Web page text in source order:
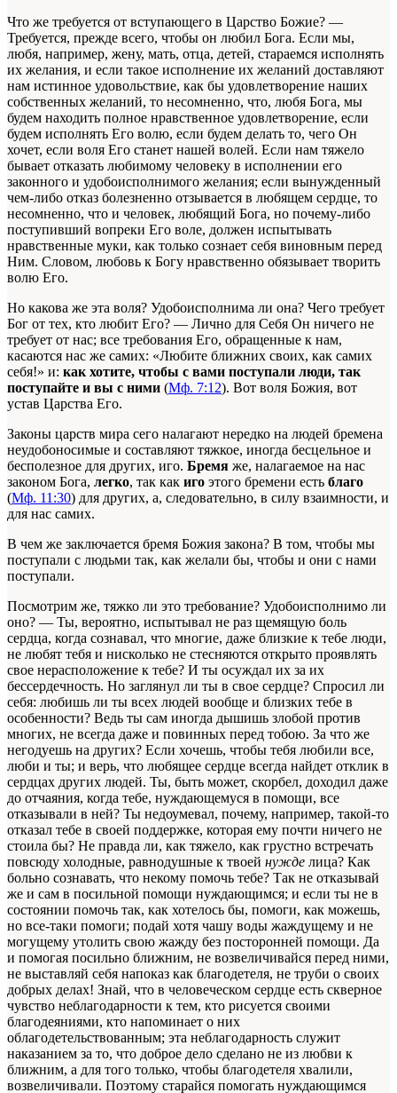
Что же требуется от вступающего в Царство Божие? —
Требуется, прежде всего, чтобы он любил Бога. Если мы,
любя, например, жену, мать, отца, детей, стараемся исполнять
их желания, и если такое исполнение их желаний доставляют
нам истинное удовольствие, как бы удовлетворение наших
собственных желаний, то несомненно, что, любя Бога, мы
будем находить полное нравственное удовлетворение, если
будем исполнять Его волю, если будем делать то, чего Он
хочет, если воля Его станет нашей волей. Если нам тяжело
бывает отказать любимому человеку в исполнении его
законного и удобоисполнимого желания; если вынужденный
чем-либо отказ болезненно отзывается в любящем сердце, то
несомненно, что и человек, любящий Бога, но почему-либо
поступивший вопреки Его воле, должен испытывать
нравственные муки, как только сознает себя виновным перед
Ним. Словом, любовь к Богу нравственно обязывает творить
волю Его.
Но какова же эта воля? Удобоисполнима ли она? Чего требует
Бог от тех, кто любит Его? — Лично для Себя Он ничего не
требует от нас; все требования Его, обращенные к нам,
касаются нас же самих: «Любите ближних своих, как самих
себя!» и: как хотите, чтобы с вами поступали люди, так
поступайте и вы с ними (Мф. 7:12). Вот воля Божия, вот
устав Царства Его.
Законы царств мира сего налагают нередко на людей бремена
неудобоносимые и составляют тяжкое, иногда бесцельное и
бесполезное для других, иго. Бремя же, налагаемое на нас
законом Бога, легко, так как иго этого бремени есть благо
(Мф. 11:30) для других, а, следовательно, в силу взаимности, и
для нас самих.
В чем же заключается бремя Божия закона? В том, чтобы мы
поступали с людьми так, как желали бы, чтобы и они с нами
поступали.
Посмотрим же, тяжко ли это требование? Удобоисполнимо ли
оно? — Ты, вероятно, испытывал не раз щемящую боль
сердца, когда сознавал, что многие, даже близкие к тебе люди,
не любят тебя и нисколько не стесняются открыто проявлять
свое нерасположение к тебе? И ты осуждал их за их
бессердечность. Но заглянул ли ты в свое сердце? Спросил ли
себя: любишь ли ты всех людей вообще и близких тебе в
особенности? Ведь ты сам иногда дышишь злобой против
многих, не всегда даже и повинных перед тобою. За что же
негодуешь на других? Если хочешь, чтобы тебя любили все,
люби и ты; и верь, что любящее сердце всегда найдет отклик в
сердцах других людей. Ты, быть может, скорбел, доходил даже
до отчаяния, когда тебе, нуждающемуся в помощи, все
отказывали в ней? Ты недоумевал, почему, например, такой-то
отказал тебе в своей поддержке, которая ему почти ничего не
стоила бы? Не правда ли, как тяжело, как грустно встречать
повсюду холодные, равнодушные к твоей нужде лица? Как
больно сознавать, что некому помочь тебе? Так не отказывай
же и сам в посильной помощи нуждающимся; и если ты не в
состоянии помочь так, как хотелось бы, помоги, как можешь,
но все-таки помоги; подай хотя чашу воды жаждущему и не
могущему утолить свою жажду без посторонней помощи. Да
и помогая посильно ближним, не возвеличивайся перед ними,
не выставляй себя напоказ как благодетеля, не труби о своих
добрых делах! Знай, что в человеческом сердце есть скверное
чувство неблагодарности к тем, кто рисуется своими
благодеяниями, кто напоминает о них
облагодетельствованным; эта неблагодарность служит
наказанием за то, что доброе дело сделано не из любви к
ближним, а для того только, чтобы благодетеля хвалили,
возвеличивали. Поэтому старайся помогать нуждающимся